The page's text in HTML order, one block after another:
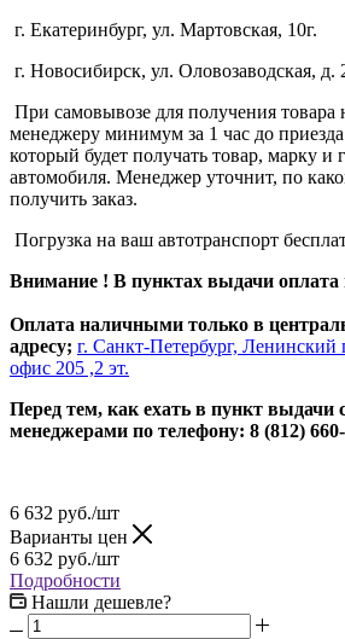
г. Екатеринбург, ул. Мартовская, 10г.
г. Новосибирск, ул. Оловозаводская, д.
При самовывозе для получения товара
менеджеру минимум за 1 час до
который будет получать товар, марку
автомобиля. Менеджер уточнит, по
получить заказ.
Погрузка на ваш автотранспорт
Внимание ! В пунктах выдачи оплата
Оплата наличными только в
адресу; г. Санкт-Петербург, Ленинский
офис 205 ,2 эт.
Перед тем, как ехать в пункт выдачи
менеджерами по телефону: 8 (812)
6 632 руб./шт
Варианты цен
6 632 руб./шт
Подробности
Нашли дешевле?